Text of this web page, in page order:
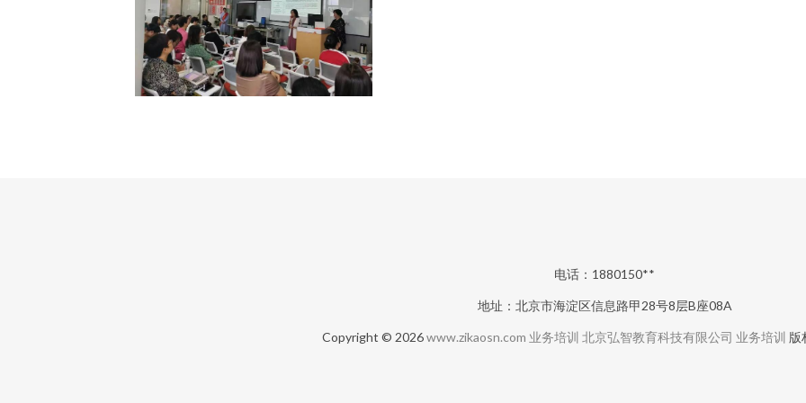
电话：1880150**
地址：北京市海淀区信息路甲28号8层B座08A
Copyright © 2026www.zikaosn.com 业务培训 北京弘智教育科技有限公司 业务培训 版